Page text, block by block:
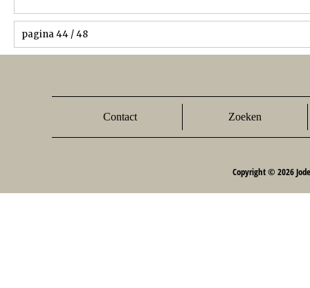
pagina 44 / 48
Contact Zoeken
Copyright © 2026